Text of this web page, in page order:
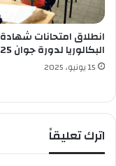
ا
ن
ة
ت
ع
ج
ز
ا
انطلاق امتحانات شهادة
البكالوريا لدورة جوان 2025
15 يونيو، 2025
اترك تعليقاً